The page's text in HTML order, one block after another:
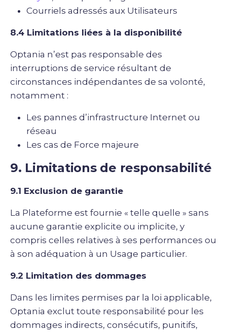
Courriels adressés aux Utilisateurs
8.4 Limitations liées à la disponibilité
Optania n’est pas responsable des
interruptions de service résultant de
circonstances indépendantes de sa volonté,
notamment :
Les pannes d’infrastructure Internet ou
réseau
Les cas de Force majeure
9. Limitations de responsabilité
9.1 Exclusion de garantie
La Plateforme est fournie « telle quelle » sans
aucune garantie explicite ou implicite, y
compris celles relatives à ses performances ou
à son adéquation à un Usage particulier.
9.2 Limitation des dommages
Dans les limites permises par la loi applicable,
Optania exclut toute responsabilité pour les
dommages indirects, consécutifs, punitifs,